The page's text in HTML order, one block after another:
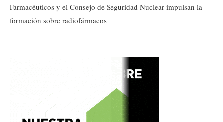
Farmacéuticos y el Consejo de Seguridad Nuclear impulsan la
formación sobre radiofármacos